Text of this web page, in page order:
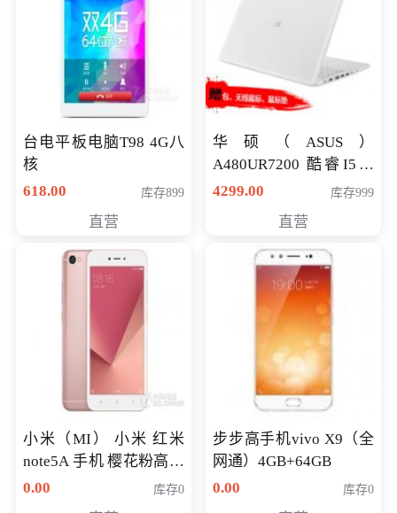
台电平板电脑T98 4G八
核
618.00
库存899
直营
华硕（ASUS）
A480UR7200 酷睿I5超
薄学生办公游戏独显笔
NV930-2G独
4299.00 库存999
直营
小米（MI） 小米 红米
note5A 手机 樱花粉高配
版 全网通(3G+32G)
0.00 库存0
步步高手机vivo X9（全
网通）4GB+64GB
0.00
库存0